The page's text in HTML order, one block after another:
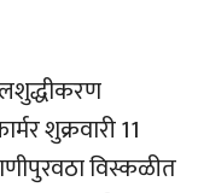
शुक्रवारी 11
विस्कळीत